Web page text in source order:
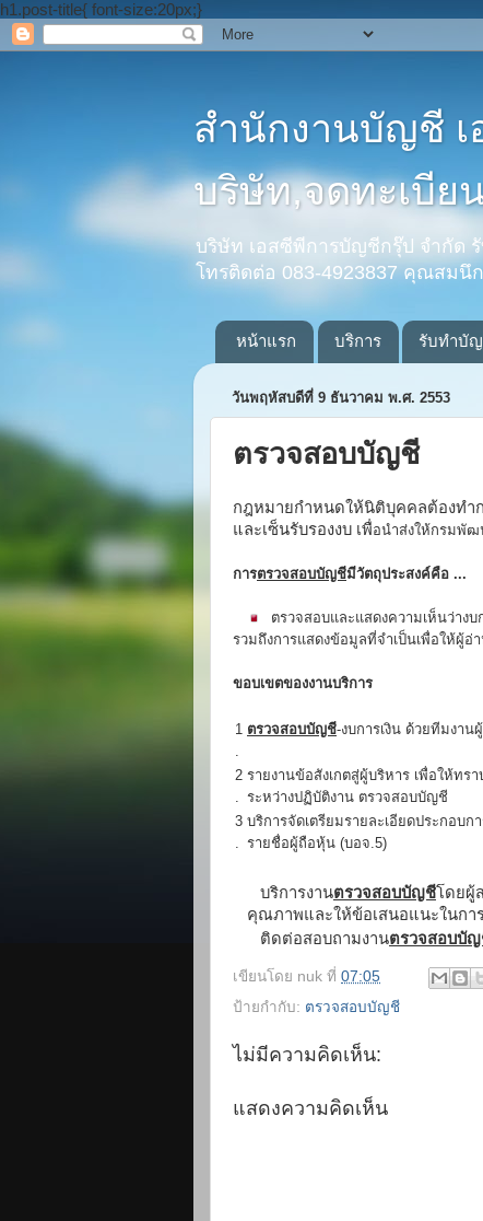
h1.post-title{ font-size:20px;}
สำนักงานบัญชี
บริษัท,จดทะเบีย
บริษัท เอสซีพีการบัญชีกรุ๊ป จำกัด
โทรติดต่อ 083-4923837 คุณสมนึก
หน้าแรก บริการ รับทำบั
วันพฤหัสบดีที่ 9 ธันวาคม พ.ศ. 2553
ตรวจสอบบัญชี
กฎหมายกำหนดให้นิติบุคคลต้องทำ
และเซ็นรับรองงบ เพื่อนำส่งให้กรมพัฒ
การตรวจสอบบัญชีมีวัตถุประสงค์คือ ...
ตรวจสอบและแสดงความเห็นว่าง
รวมถึงการแสดงข้อมูลที่จำเป็นเพื่อให้ผู้อ่
ขอบเขตของงานบริการ
1
.
ตรวจสอบบัญชี-งบการเงิน ด้วยทีมงานผู้
2
.
รายงานข้อสังเกตสู่ผู้บริหาร เพื่อให้ท
ระหว่างปฏิบัติงาน ตรวจสอบบัญชี
3
.
บริการจัดเตรียมรายละเอียดประกอบ
รายชื่อผู้ถือหุ้น (บอจ.5)
บริการงานตรวจสอบบัญชีโดยผู้
คุณภาพและให้ข้อเสนอแนะในกา
ติดต่อสอบถามงานตรวจสอบบั
เขียนโดย nuk ที่ 07:05
ป้ายกำกับ: ตรวจสอบบัญชี
ไม่มีความคิดเห็น:
แสดงความคิดเห็น